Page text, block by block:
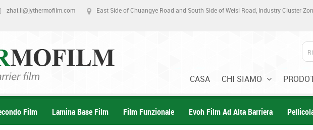
zhai.li@jythermofilm.com East Side of Chuangye Road and South Side of Weisi Road, Industry Cluster
CASA CHI SIAMO
Film Lamina Base Film Film Funzionale Evoh Film Ad Alta Barriera